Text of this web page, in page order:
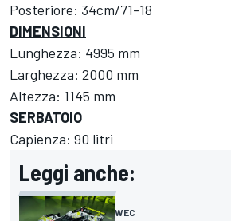
Posteriore: 34cm/71-18
DIMENSIONI
Lunghezza: 4995 mm
Larghezza: 2000 mm
Altezza: 1145 mm
SERBATOIO
Capienza: 90 litri
Leggi anche:
WEC